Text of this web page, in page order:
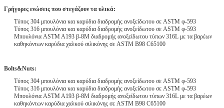
Γρήγορες ενώσεις που στεγάζουν τα υλικά:
Τύπος 304 μπουλόνια και καρύδια διαδρομής ανοξείδωτου σε ASTM φ-593
Τύπος 316 μπουλόνια και καρύδια διαδρομής ανοξείδωτου σε ASTM φ-593
Μπουλόνια ASTM A193 β-8M διαδρομής ανοξείδωτου τύπων 316L με τα βαρέων
καθηκόντων καρύδια χαλκού σιλικόνης σε ASTM B98 C65100
Bolts&Nuts:
Τύπος 304 μπουλόνια και καρύδια διαδρομής ανοξείδωτου σε ASTM φ-593
Τύπος 316 μπουλόνια και καρύδια διαδρομής ανοξείδωτου σε ASTM φ-593
Μπουλόνια ASTM A193 β-8M διαδρομής ανοξείδωτου τύπων 316L με τα βαρέων
καθηκόντων καρύδια χαλκού σιλικόνης σε ASTM B98 C65100